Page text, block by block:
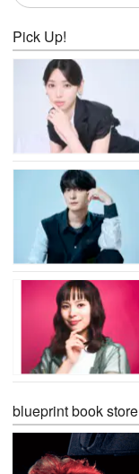
Pick Up!
blueprint book store